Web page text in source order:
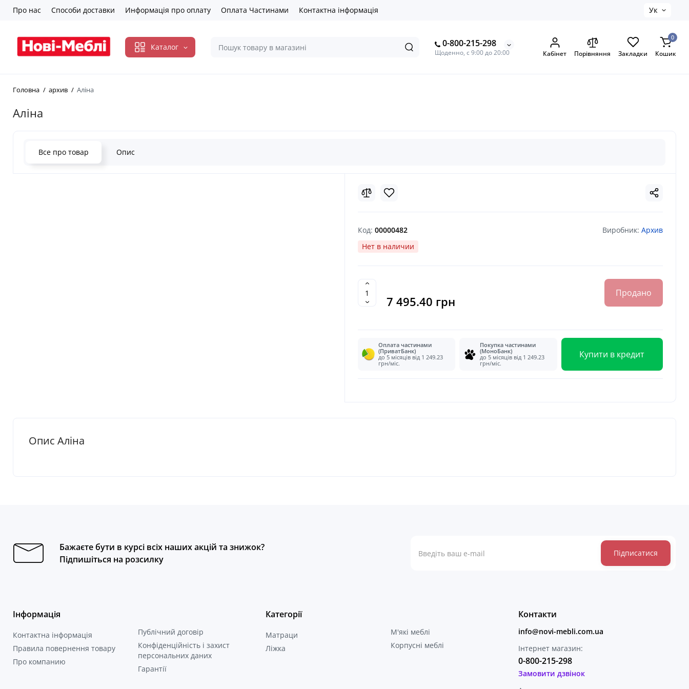
Про нас Способи доставки Информація про оплату Оплата Частинами Контактна інформація Ук
Каталог 0-800-215-298
Щоденно, с 9:00 до 20:00 Кабінет Порівняння Закладки
0
Кошик
Головна архив Аліна
Аліна
Все про товар Опис
Код: 00000482 Виробник: Архив
Нет в наличии
7 495.40 грн
Продано
Оплата частинами
(ПриватБанк)
до 5 місяців від 1 249.23
грн/міс.
Покупка частинами
(МоноБанк)
до 5 місяців від 1 249.23
грн/міс.
Купити в кредит
Опис Аліна
Бажаєте бути в курсі всіх наших акцій та знижок?
Підпишіться на розсилку
Підписатися
Інформація
Контактна інформація
Правила повернення товару
Про компанию
Публічний договір
Конфіденційність і захист
персональних даних
Гарантії
Категорії
Матраци
Ліжка
М'які меблі
Корпусні меблі
Контакти
info@novi-mebli.com.ua
Інтернет магазин:
0-800-215-298
Замовити дзвінок